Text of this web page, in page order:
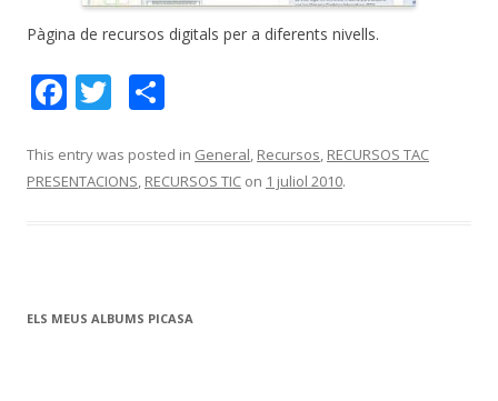
Pàgina de recursos digitals per a diferents nivells.
F
e
b
k
T
itt
er
m
p
ix
This entry was posted in General, Recursos, RECURSOS TAC
PRESENTACIONS, RECURSOS TIC on 1 juliol 2010.
ELS MEUS ALBUMS PICASA